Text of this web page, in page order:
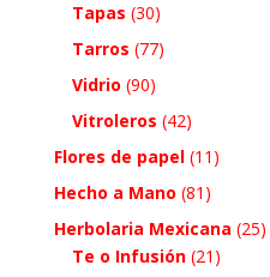
Tapas (30)
Tarros (77)
Vidrio (90)
Vitroleros (42)
Flores de papel (11)
Hecho a Mano (81)
Herbolaria Mexicana (25)
Te o Infusión (21)